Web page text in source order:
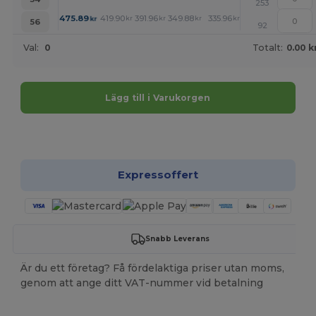
253
56
475.89kr 419.90 kr 391.96 kr 349.88 kr 335.96 kr +
92
Val: 0 Totalt: 0.00
Lägg till i Varukorgen
Expressoffert
Snabb Leverans
Är du ett företag? Få fördelaktiga priser utan moms,
genom att ange ditt VAT-nummer vid betalning